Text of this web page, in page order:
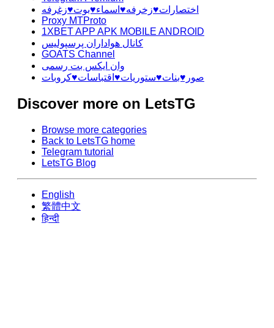
اختصارات♥️زخرفه♥️اسماء♥️بوت♥️زغرفه
Proxy MTProto
1XBET APP APK MOBILE ANDROID
کانال هواداران پرسپولیس
GOATS Channel
وان ایکس بت رسمی
صور♥️بنات♥️ستوريات♥️اقتباسات♥️كروبات
Discover more on LetsTG
Browse more categories
Back to LetsTG home
Telegram tutorial
LetsTG Blog
English
繁體中文
हिन्दी